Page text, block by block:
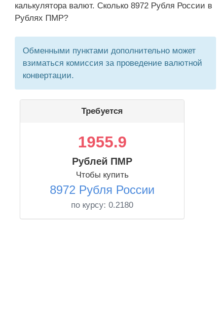
калькулятора валют. Сколько 8972 Рубля России в
Рублях ПМР?
Обменными пунктами дополнительно может
взиматься комиссия за проведение валютной
конвертации.
Требуется
1955.9
Рублей ПМР
Чтобы купить
8972 Рубля России
по курсу: 0.2180